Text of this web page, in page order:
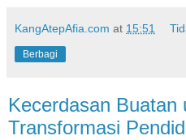
KangAtepAfia.com at 15:51
Berbagi
Kecerdasan Buatan
Transformasi